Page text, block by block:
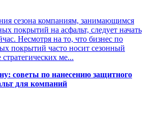
сезона компаниям, занимающимся
покрытий на асфальт, следует начать
Несмотря на то, что бизнес по
покрытий часто носит сезонный
ме...
советы по нанесению защитного
для компаний